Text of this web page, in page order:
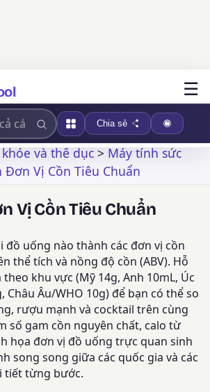
☰
Chia sẻ
khỏe và thể dục>Máy tính sức
Đơn Vị Cồn Tiêu Chuẩn
Vị Cồn Tiêu Chuẩn
đồ uống nào thành các đơn vị cồn
thể tích và nồng độ cồn (ABV). Hỗ
khu vực (Mỹ 14g, Anh 10mL, Úc
Châu Âu/WHO 10g) để bạn có thể so
rượu mạnh và cocktail trên cùng
số gam cồn nguyên chất, calo từ
họa đơn vị đồ uống trực quan sinh
song song giữa các quốc gia và các
tiết từng bước.